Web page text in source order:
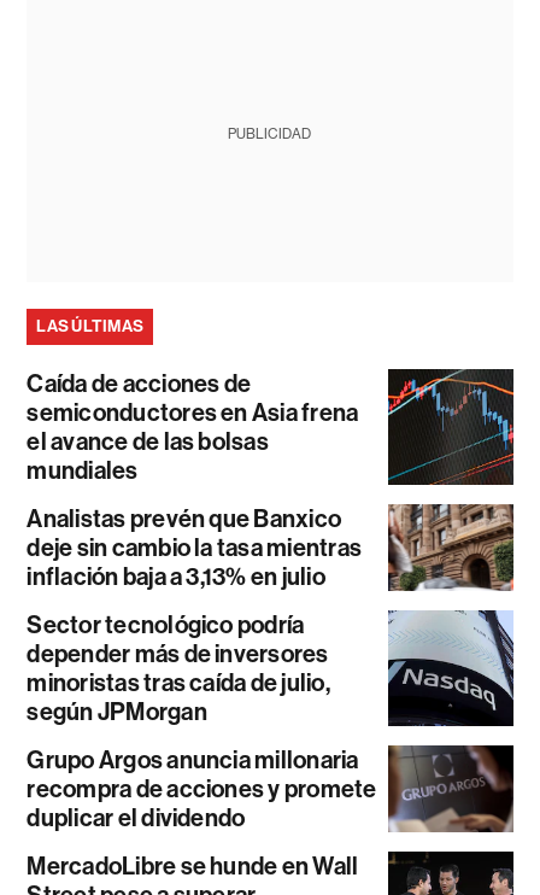
PUBLICIDAD
LAS ÚLTIMAS
Caída de acciones de
semiconductores en Asia frena
el avance de las bolsas
mundiales
Analistas prevén que Banxico
deje sin cambio la tasa mientras
inflación baja a 3,13% en julio
Sector tecnológico podría
depender más de inversores
minoristas tras caída de julio,
según JPMorgan
Grupo Argos anuncia millonaria
recompra de acciones y promete
duplicar el dividendo
MercadoLibre se hunde en Wall